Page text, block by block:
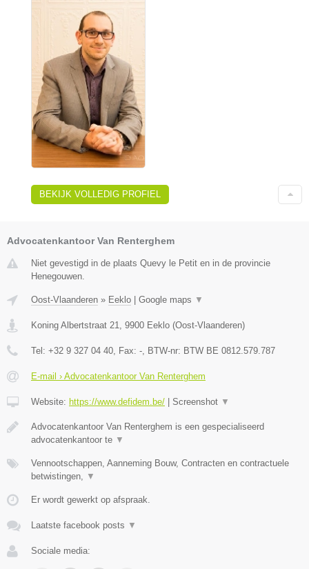
BEKIJK VOLLEDIG PROFIEL
Advocatenkantoor Van Renterghem
Niet gevestigd in de plaats Quevy le Petit en in de provincie
Henegouwen.
Oost-Vlaanderen » Eeklo Google maps ▼
Koning Albertstraat 21 9900 Eeklo (Oost-Vlaanderen)
Tel: +32 9 327 04 40 , Fax: - , BTW-nr: BTW BE 0812.579.787
E-mail › Advocatenkantoor Van Renterghem
Website: https://www.defidem.be/ Screenshot ▼
Advocatenkantoor Van Renterghem is een gespecialiseerd
advocatenkantoor te ▼
Vennootschappen, Aanneming Bouw, Contracten en contractuele
betwistingen,
▼
Er wordt gewerkt op afspraak.
Laatste facebook posts ▼
Sociale media: